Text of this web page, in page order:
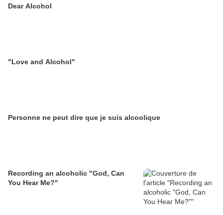
Dear Alcohol
"Love and Alcohol"
Personne ne peut dire que je suis alcoolique
Recording an alcoholic "God, Can
You Hear Me?"